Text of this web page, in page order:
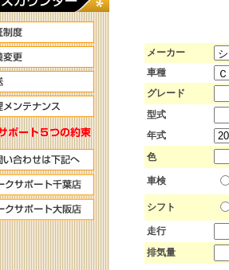
メーカー
車種
グレード
型式
年式
色
車検
シフト
走行
排気量